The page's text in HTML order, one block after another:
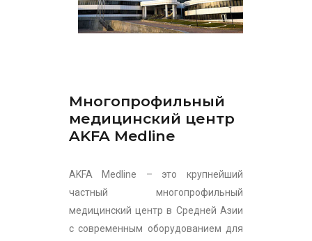
Многопрофильный
медицинский центр
AKFA Medline
AKFA Medline – это крупнейший
частный многопрофильный
медицинский центр в Средней Азии
с современным оборудованием для